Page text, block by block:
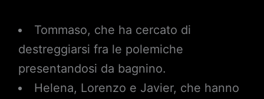
Tommaso, che ha cercato di
destreggiarsi fra le polemiche
presentandosi da bagnino.
Helena, Lorenzo e Javier, che hanno